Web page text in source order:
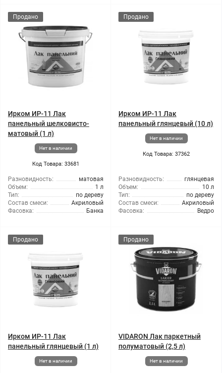
Продано
Ирком ИР-11 Лак
панельный шелковисто-
матовый (1 л)
Нет в наличии
Код Товара: 33681
Разновидность:
матовая
Объем:
1 л
Тип:
по дереву
Состав смеси:
Акриловый
Фасовка:
Банка
Продано
Ирком ИР-11 Лак
панельный глянцевый (10 л)
Нет в наличии
Код Товара: 37362
Разновидность:
глянцевая
Объем:
10 л
Тип:
по дереву
Состав смеси:
Акриловый
Фасовка:
Ведро
Продано
Ирком ИР-11 Лак
панельный глянцевый (1 л)
Нет в наличии
Продано
VIDARON Лак паркетный
полуматовый (2,5 л)
Нет в наличии